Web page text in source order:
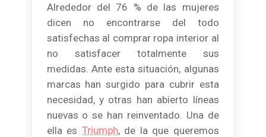
Alrededor del 76 % de las mujeres
dicen no encontrarse del todo
satisfechas al comprar ropa interior al
no satisfacer totalmente sus
medidas. Ante esta situación, algunas
marcas han surgido para cubrir esta
necesidad, y otras han abierto líneas
nuevas o se han reinventado. Una de
ella es Triumph, de la que queremos